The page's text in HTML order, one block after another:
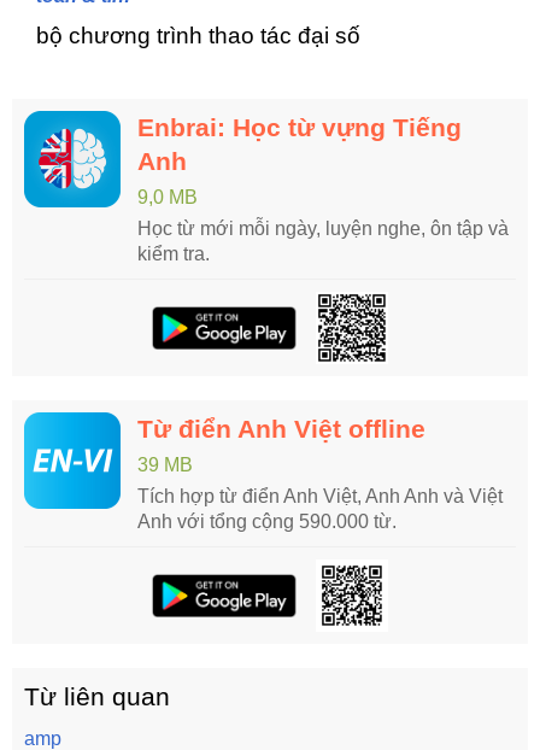
bộ chương trình thao tác đại số
Enbrai: Học từ vựng Tiếng
Anh
9,0 MB
Học từ mới mỗi ngày, luyện nghe, ôn tập và
kiểm tra.
Từ điển Anh Việt offline
39 MB
Tích hợp từ điển Anh Việt, Anh Anh và Việt
Anh với tổng cộng 590.000 từ.
Từ liên quan
amp